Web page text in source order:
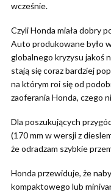
wcześnie.
Czyli Honda miała dobry
Auto produkowane było
globalnego kryzysu jakoś
stają się coraz bardziej
na którym roi się od
zaoferania Honda, czego
Dla poszukujących
(170 mm w wersji z
że odradzam szybkie
Honda przewiduje, że
kompaktowego lub